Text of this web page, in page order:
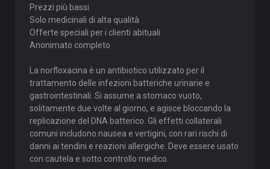
Prezzi più bassi
Solo medicinali di alta qualità
Offerte speciali per i clienti abituali
Anonimato completo
La norfloxacina è un antibiotico utilizzato per il
trattamento delle infezioni batteriche urinarie e
gastrointestinali. Si assume a stomaco vuoto,
solitamente due volte al giorno, e agisce bloccando la
replicazione del DNA batterico. Gli effetti collaterali
comuni includono nausea e vertigini, con rari rischi di
danni ai tendini e reazioni allergiche. Deve essere usato
con cautela e sotto controllo medico.